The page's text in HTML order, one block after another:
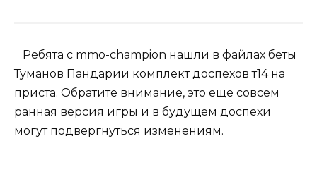
Ребята с mmo-champion нашли в файлах беты
Туманов Пандарии комплект доспехов т14 на
приста. Обратите внимание, это еще совсем
ранная версия игры и в будущем доспехи
могут подвергнуться изменениям.